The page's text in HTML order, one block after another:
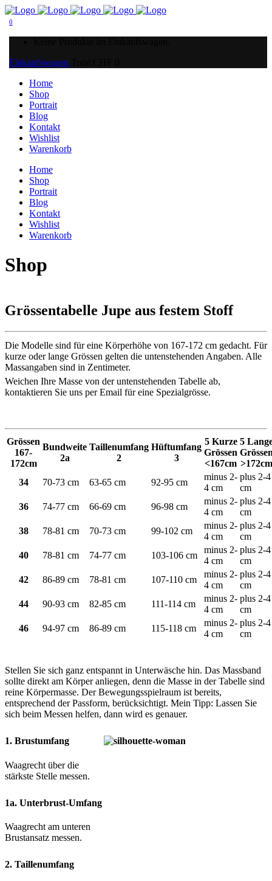
0
Einkaufswagen
Home
Shop
Portrait
Blog
Kontakt
Wishlist
Warenkorb
Home
Shop
Portrait
Blog
Kontakt
Wishlist
Warenkorb
Shop
Grössentabelle Jupe aus festem Stoff
Die Modelle sind für eine Körperhöhe von 167-172 cm gedacht. Für
kurze oder lange Grössen gelten die untenstehenden Angaben. Alle
Massangaben sind in Zentimeter.
Weichen Ihre Masse von der untenstehenden Tabelle ab,
kontaktieren Sie uns per Email für eine Spezialgrösse.
Grössen
167-
172cm
Bundweite
2a
Taillenumfang
2
Hüftumfang
3
5 Kurze
Grössen
<167cm
5
>172cm
34
70-73 cm 63-65 cm 92-95 cm
minus 2-
4 cm
plus 2-4
cm
36
74-77 cm 66-69 cm 96-98 cm
minus 2-
4 cm
plus 2-4
cm
38
78-81 cm 70-73 cm 99-102 cm
minus 2-
4 cm
plus 2-4
cm
40
78-81 cm 74-77 cm 103-106 cm
minus 2-
4 cm
plus 2-4
cm
42
86-89 cm 78-81 cm 107-110 cm
minus 2-
4 cm
plus 2-4
cm
44
90-93 cm 82-85 cm 111-114 cm
minus 2-
4 cm
plus 2-4
cm
46
94-97 cm 86-89 cm 115-118 cm
minus 2-
4 cm
plus 2-4
cm
Stellen Sie sich ganz entspannt in Unterwäsche hin. Das Massband
sollte direkt am Körper anliegen, denn die Masse in der Tabelle sind
reine Körpermasse. Der Bewegungsspielraum ist bereits,
entsprechend der Passform, berücksichtigt. Mein Tipp: Lassen Sie
sich beim Messen helfen, dann wird es genauer.
1. Brustumfang
Waagrecht über die
stärkste Stelle messen.
1a. Unterbrust-Umfang
Waagrecht am unteren
Brustansatz messen.
2. Taillenumfang